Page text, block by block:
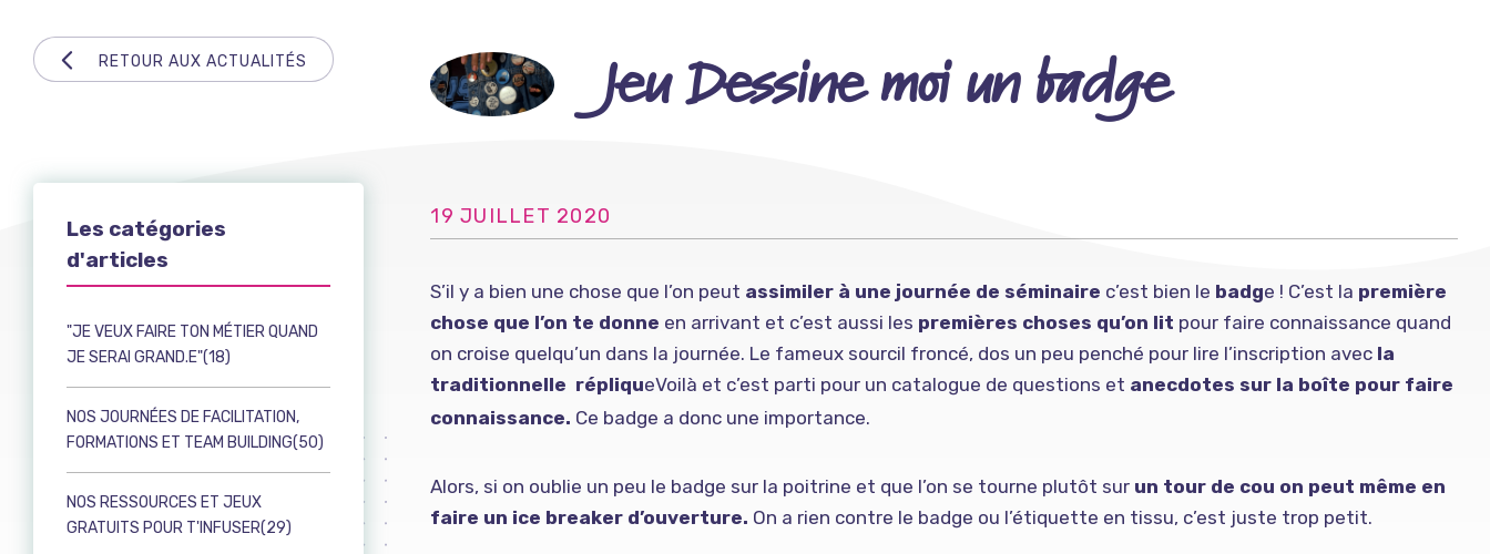
RETOUR AUX ACTUALITÉS
Les catégories
d'articles
"JE VEUX FAIRE TON MÉTIER QUAND
JE SERAI GRAND.E"(18)
NOS JOURNÉES DE FACILITATION,
FORMATIONS ET TEAM BUILDING(50)
NOS RESSOURCES ET JEUX
GRATUITS POUR T'INFUSER(29)
Jeu Dessine moi un badge
19 JUILLET 2020
S’il y a bien une chose que l’on peut assimiler à une journée de séminaire c’est bien le badge ! C’est la première
chose que l’on te donne en arrivant et c’est aussi les premières choses qu’on lit pour faire connaissance quand
on croise quelqu’un dans la journée. Le fameux sourcil froncé, dos un peu penché pour lire l’inscription avec la
traditionnelle répliqueVoilà et c’est parti pour un catalogue de questions et anecdotes sur la boîte pour faire
connaissance. Ce badge a donc une importance.
Alors, si on oublie un peu le badge sur la poitrine et que l’on se tourne plutôt sur un tour de cou on peut même en
faire un ice breaker d’ouverture. On a rien contre le badge ou l’étiquette en tissu, c’est juste trop petit.